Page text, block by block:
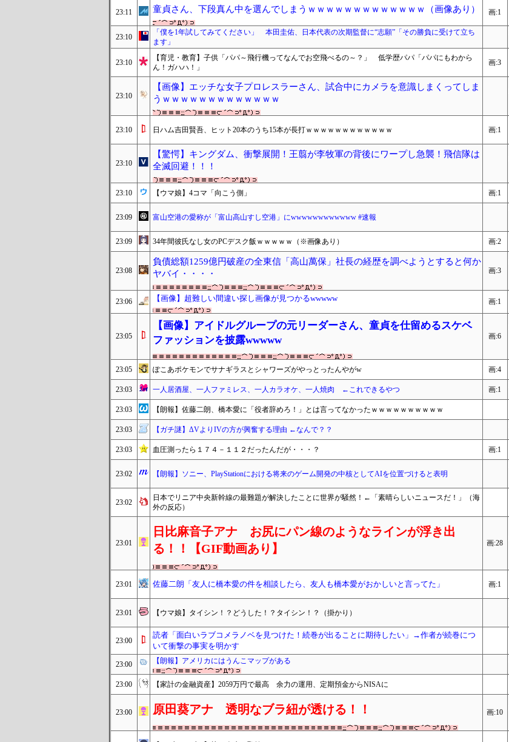
23:11 童貞さん、下段真ん中を選んでしまうｗｗｗｗｗｗｗｗｗｗｗｗｗ（画像あり） 画:1
23:10
「僕を1年試してみてください」 本田圭佑、日本代表の次期監督に“志願”「その勝負に受けて立ち
ます」
23:10
【育児・教育】子供「パパ～飛行機ってなんでお空飛べるの～？」 低学歴パパ「パパにもわから
ん！ガハハ！」
画:3
23:10
【画像】エッチな女子プロレスラーさん、試合中にカメラを意識しまくってしま
うｗｗｗｗｗｗｗｗｗｗｗｗｗ
23:10 日ハム吉田賢吾、ヒット20本のうち15本が長打ｗｗｗｗｗｗｗｗｗｗｗｗ 画:1
23:10
【驚愕】キングダム、衝撃展開！王翦が李牧軍の背後にワープし急襲！飛信隊は
全滅回避！！！
23:10 【ウマ娘】4コマ「向こう側」 画:1
23:09 富山空港の愛称が「富山高山すし空港」にwwwwwwwwwwww #速報
23:09 34年間彼氏なし女のPCデスク飯ｗｗｗｗｗ（※画像あり） 画:2
23:08
負債総額1259億円破産の全東信「高山萬保」社長の経歴を調べようとすると何か
ヤバイ・・・・
画:3
23:06 【画像】超難しい間違い探し画像が見つかるwwwww 画:1
23:05
【画像】アイドルグループの元リーダーさん、童貞を仕留めるスケベ
ファッションを披露wwwww
画:6
23:05 ぽこあポケモンでサナギラスとシャワーズがやっとったんやがw 画:4
23:03 一人居酒屋、一人ファミレス、一人カラオケ、一人焼肉 ←これできるやつ 画:1
23:03 【朗報】佐藤二朗、橋本愛に「役者辞めろ！」とは言ってなかったｗｗｗｗｗｗｗｗｗｗ
23:03 【ガチ謎】ΔVよりIVの方が興奮する理由 ←なんで？？
23:03 血圧測ったら１７４－１１２だったんだが・・・？ 画:1
23:02 【朗報】ソニー、PlayStationにおける将来のゲーム開発の中核としてAIを位置づけると表明
23:02
日本でリニア中央新幹線の最難題が解決したことに世界が騒然！←「素晴らしいニュースだ！」（海
外の反応）
23:01
日比麻音子アナ お尻にパン線のようなラインが浮き出
る！！【GIF動画あり】
画:28
23:01 佐藤二朗「友人に橋本愛の件を相談したら、友人も橋本愛がおかしいと言ってた」 画:1
23:01 【ウマ娘】タイシン！？どうした！？タイシン！？（掛かり）
23:00
読者「面白いラブコメラノベを見つけた！続巻が出ることに期待したい」→作者が続巻につ
いて衝撃の事実を明かす
23:00 【朗報】アメリカにはうんこマップがある
23:00 【家計の金融資産】2059万円で最高 余力の運用、定期預金からNISAに
23:00 原田葵アナ 透明なブラ紐が透ける！！ 画:10